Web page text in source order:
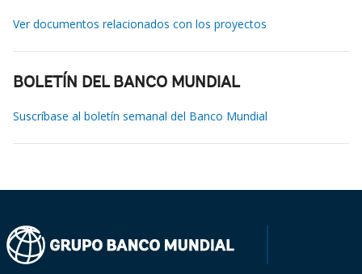
Ver documentos relacionados con los proyectos
BOLETÍN DEL BANCO MUNDIAL
Suscríbase al boletín semanal del Banco Mundial